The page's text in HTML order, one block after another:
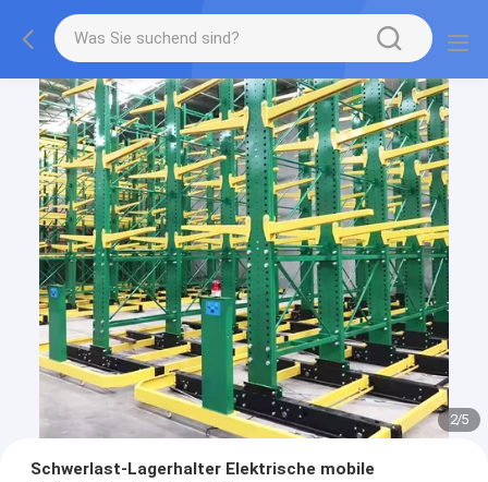
2/5
Schwerlast-Lagerhalter Elektrische mobile